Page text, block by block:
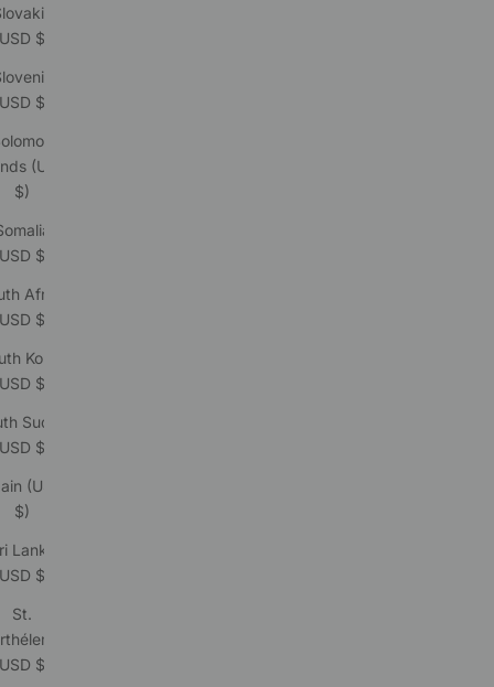
$)
$)
(USD
$)
$)
Africa
$)
Korea
$)
Sudan
$)
(USD
$)
Lanka
$)
St.
$)